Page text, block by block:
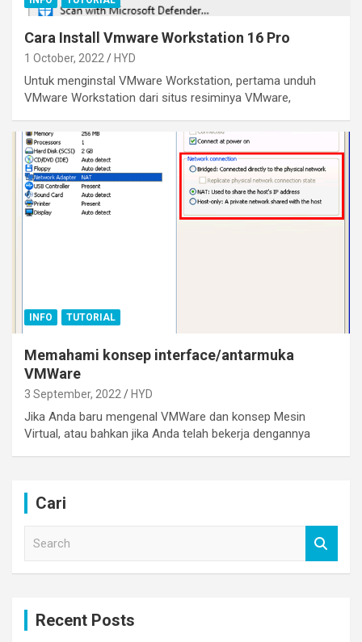
Cara Install Vmware Workstation 16 Pro
1 October, 2022 HYD
Untuk menginstal VMware Workstation, pertama unduh
VMware Workstation dari situs resiminya VMware,
INFO TUTORIAL
Memahami konsep interface/antarmuka
VMWare
3 September, 2022 HYD
Jika Anda baru mengenal VMWare dan konsep Mesin
Virtual, atau bahkan jika Anda telah bekerja dengannya
Cari
Recent Posts